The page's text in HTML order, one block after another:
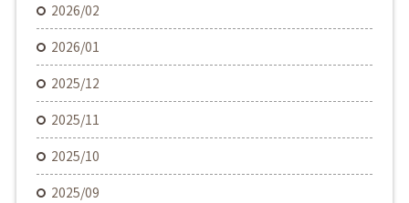
2026/02
2026/01
2025/12
2025/11
2025/10
2025/09